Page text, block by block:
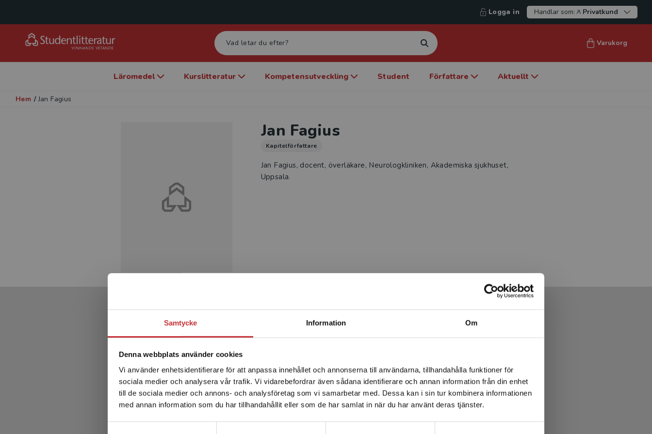
Samtycke Information Om
Denna webbplats använder cookies
Vi använder enhetsidentifierare för att anpassa innehållet och annonserna till användarna, tillhandahålla funktioner för
sociala medier och analysera vår trafik. Vi vidarebefordrar även sådana identifierare och annan information från din enhet
till de sociala medier och annons- och analysföretag som vi samarbetar med. Dessa kan i sin tur kombinera informationen
med annan information som du har tillhandahållit eller som de har samlat in när du har använt deras tjänster.
Begränsad fraktregion
Det verkar som att du besöker studentlitteratur.se via en
enhet utanför Sverige. Vi erbjuder inte leveranser utanför
Sverige. För att kunna slutföra ett köp måste
leveransadressen vara i Sverige.Läs mer
Logga in Handlar som: Privatkund
Varukorg
Läromedel Kurslitteratur Kompetensutveckling Student Författare Aktuellt
Hem / Jan Fagius
Jan Fagius
Kapitelförfattare
Jan Fagius, docent, överläkare, Neurologkliniken, Akademiska sjukhuset,
Uppsala.
Produkter